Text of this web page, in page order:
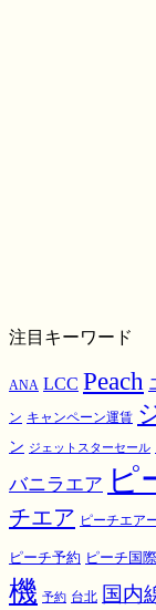
注目キーワード
ANA LCC Peach
ン キャンペーン運賃
ン ジェットスターセール
バニラエア ピ
チエア ピーチエア
ピーチ予約 ピーチ国
機 予約 台北 国内